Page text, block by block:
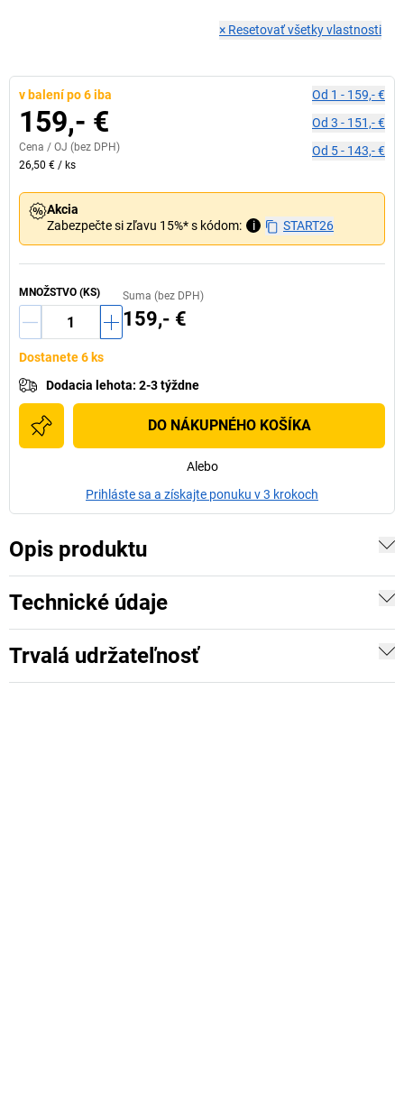
× Resetovať všetky vlastnosti
v balení po 6 iba
159,- €
Cena / OJ (bez DPH)
26,50 € / ks
Od 1 - 159,- €
Od 3 - 151,- €
Od 5- 143,- €
Akcia
Zabezpečte si zľavu 15%* s kódom:
i START26
MNOŽSTVO (KS) Suma (bez DPH)
159,- €
Dostanete 6 ks
Dodacia lehota: 2-3 týždne
DO NÁKUPNÉHO KOŠÍKA
Alebo
Prihláste sa a získajte ponuku v 3 krokoch
Opis produktu
Technické údaje
Trvalá udržateľnosť